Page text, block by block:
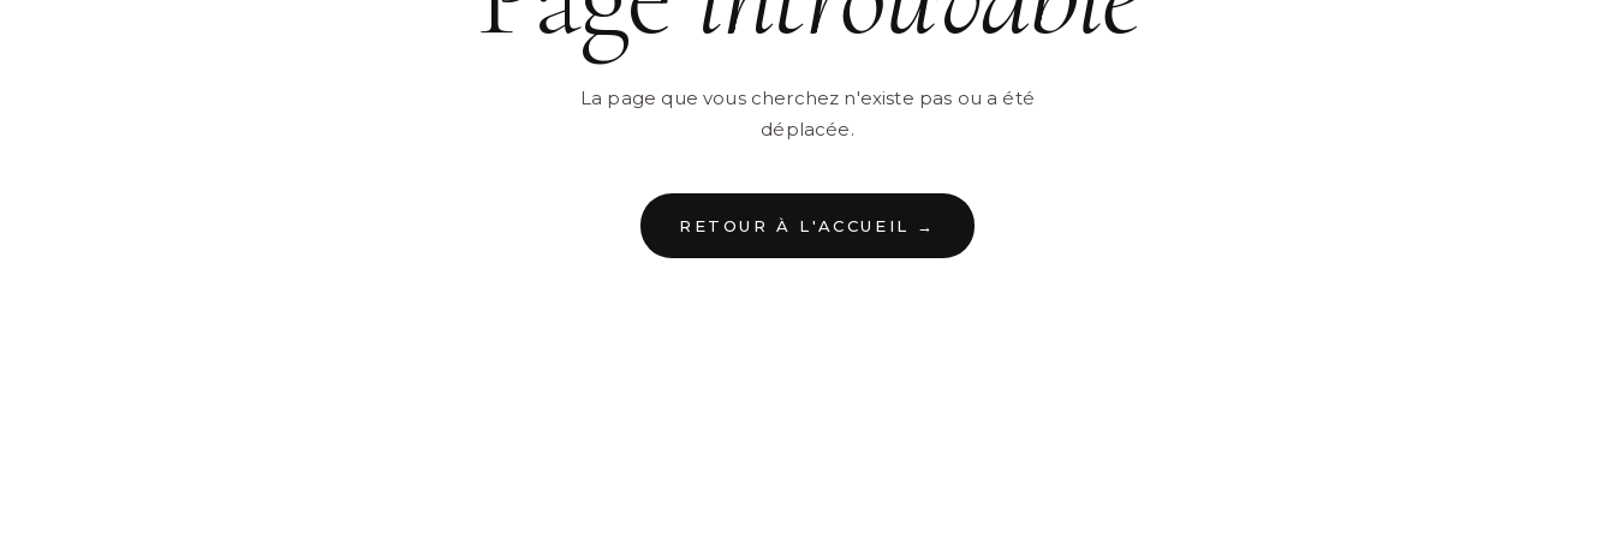
La page que vous cherchez n'existe pas ou a été
déplacée.
RETOUR À L'ACCUEIL →